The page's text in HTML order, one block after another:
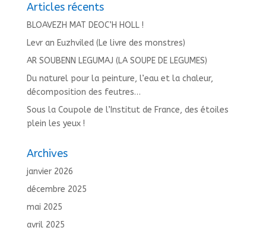
Articles récents
BLOAVEZH MAT DEOC’H HOLL !
Levr an Euzhviled (Le livre des monstres)
AR SOUBENN LEGUMAJ (LA SOUPE DE LEGUMES)
Du naturel pour la peinture, l’eau et la chaleur,
décomposition des feutres…
Sous la Coupole de l’Institut de France, des étoiles
plein les yeux !
Archives
janvier 2026
décembre 2025
mai 2025
avril 2025